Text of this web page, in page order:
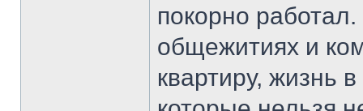
покорно
общежитиях и
квартиру, жизнь